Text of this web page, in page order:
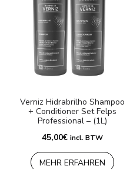
Verniz Hidrabrilho Shampoo
+ Conditioner Set Felps
Professional – (1L)
45,00€ incl. BTW
MEHR ERFAHREN